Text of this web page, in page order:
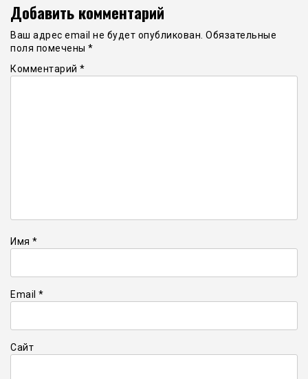
Добавить комментарий
Ваш адрес email не будет опубликован. Обязательные
поля помечены *
Комментарий *
Имя *
Email *
Сайт